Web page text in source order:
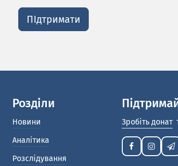
ПІдтримати
Розділи
Новини
Аналітика
Розслідування
Зробіть донат